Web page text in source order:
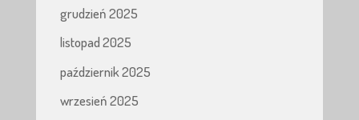
grudzień 2025
listopad 2025
październik 2025
wrzesień 2025